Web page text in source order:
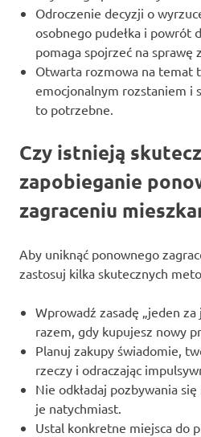
Odroczenie decyzji o
osobnego pudełka i powrót
pomaga spojrzeć na sprawę
Otwarta rozmowa na temat
emocjonalnym rozstaniem i
to potrzebne.
Czy istnieją
zapobieganie
zagraceniu
Aby uniknąć ponownego
zastosuj kilka skutecznych
Wprowadź zasadę „jeden za
razem, gdy kupujesz nowy
Planuj zakupy świadomie,
rzeczy i odraczając
Nie odkładaj pozbywania
je natychmiast.
Ustal konkretne miejsca do